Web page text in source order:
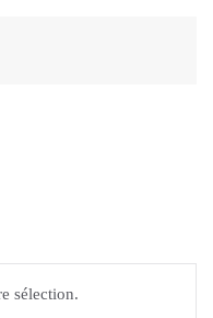
sélection.